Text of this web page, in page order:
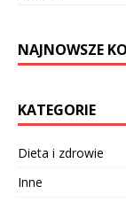
NAJNOWSZE
KATEGORIE
Dieta i zdrowie
Inne